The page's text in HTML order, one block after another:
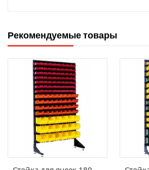
Рекомендуемые товары